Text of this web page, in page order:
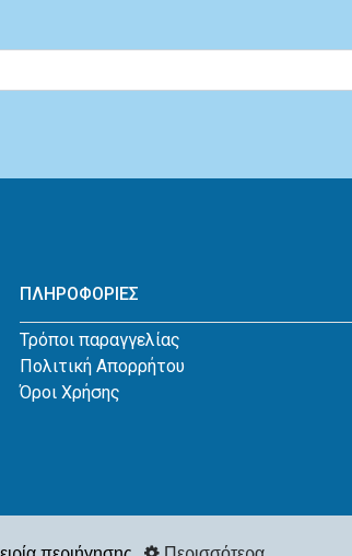
ΠΛΗΡΟΦΟΡΙΕΣ
Τρόποι παραγγελίας
Πολιτική Απορρήτου
Όροι Χρήσης